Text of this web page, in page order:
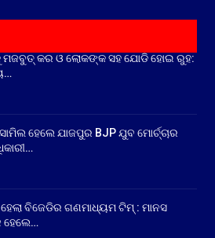
ମଜବୁତ୍ କର ଓ ଲୋକଙ୍କ ସହ ଯୋଡି ହୋଇ ରୁହ:
ହେଲେ ଯାଜପୁର BJP ଯୁବ ମୋର୍ଚ୍ଚାର
ବିଜେଡିର ଗଣମାଧ୍ୟମ ଟିମ୍ : ମାନସ
ହେଲେ…